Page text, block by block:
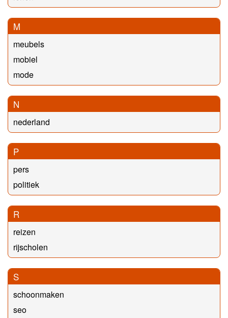
M
meubels
mobiel
mode
N
nederland
P
pers
politiek
R
reizen
rijscholen
S
schoonmaken
seo